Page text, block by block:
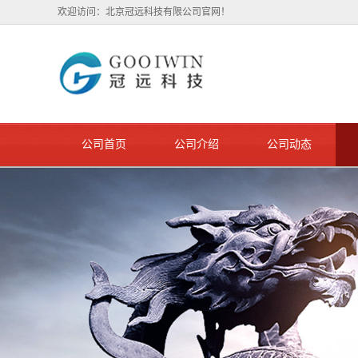
欢迎访问：北京冠远科技有限公司官网！
公司首页 公司介绍 公司动态